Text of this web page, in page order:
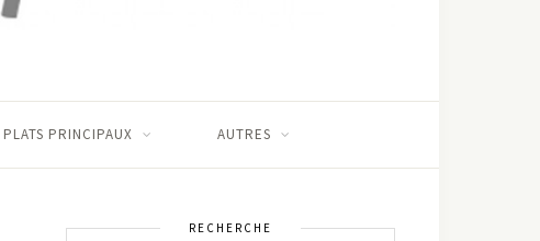
PLATS PRINCIPAUX AUTRES
RECHERCHE